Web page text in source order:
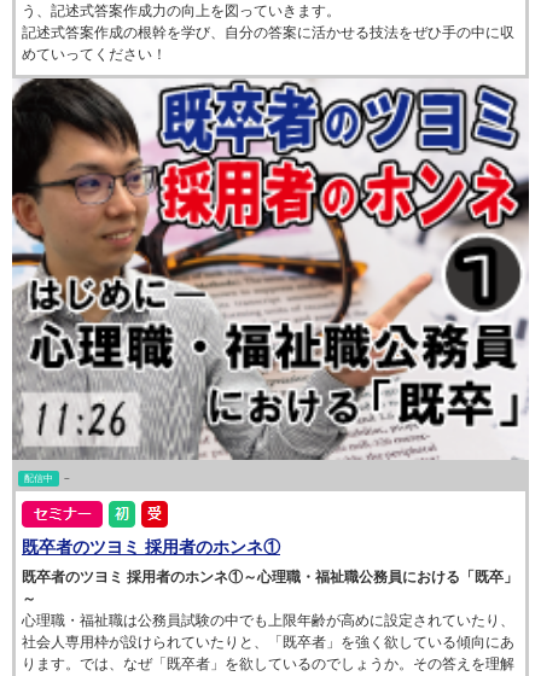
う、記述式答案作成力の向上を図っていきます。
記述式答案作成の根幹を学び、自分の答案に活かせる技法をぜひ手の中に収
めていってください！
配信中 ~
既卒者のツヨミ 採用者のホンネ①
既卒者のツヨミ 採用者のホンネ①～心理職・福祉職公務員における「既卒」
～
心理職・福祉職は公務員試験の中でも上限年齢が高めに設定されていたり、
社会人専用枠が設けられていたりと、「既卒者」を強く欲している傾向にあ
ります。では、なぜ「既卒者」を欲しているのでしょうか。その答えを理解